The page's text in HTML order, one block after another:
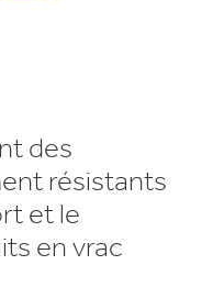
des
résistants
et le
en vrac